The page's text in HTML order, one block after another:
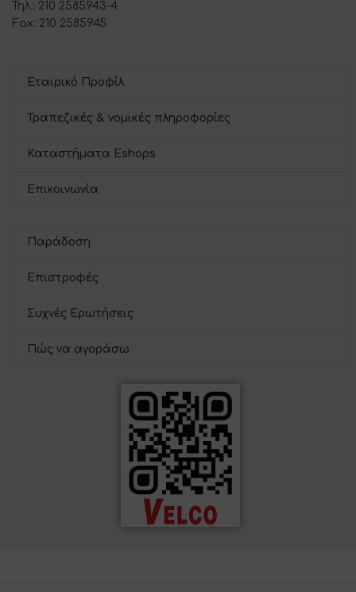
Τηλ.: 210 2585943-4
Fax: 210 2585945
Εταιρικό Προφίλ
Τραπεζικές & νομικές πληροφορίες
Καταστήματα Eshops
Επικοινωνία
Παράδοση
Επιστροφές
Συχνές Ερωτήσεις
Πώς να αγοράσω